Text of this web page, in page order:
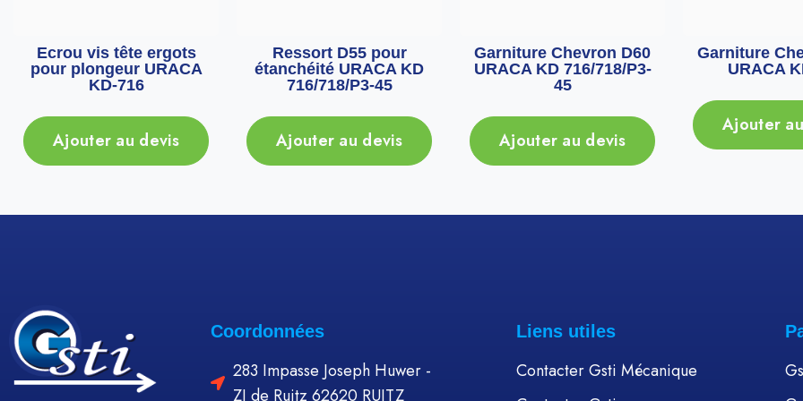
Ecrou vis tête ergots
pour plongeur URACA
KD-716
Ajouter au devis
Ressort D55 pour
étanchéité URACA KD
716/718/P3-45
Ajouter au devis
Garniture Chevron D60
URACA KD 716/718/P3-
45
Ajouter au devis
Garniture
URACA
Ajouter
Coordonnées
283 Impasse Joseph Huwer -
ZI de Ruitz 62620 RUITZ
Liens utiles
Contacter Gsti Mécanique